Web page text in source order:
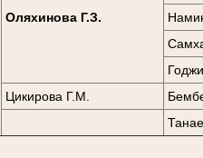
Оляхинова Г.З.
Цикирова Г.М.